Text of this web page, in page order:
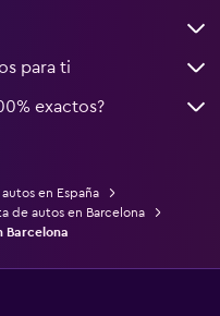
para ti
exactos?
en España
de autos en Barcelona
Barcelona